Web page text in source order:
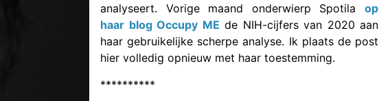
analyseert. Vorige maand onderwierp Spotila op
haar blog Occupy ME de NIH-cijfers van 2020 aan
haar gebruikelijke scherpe analyse. Ik plaats de post
hier volledig opnieuw met haar toestemming.
**********